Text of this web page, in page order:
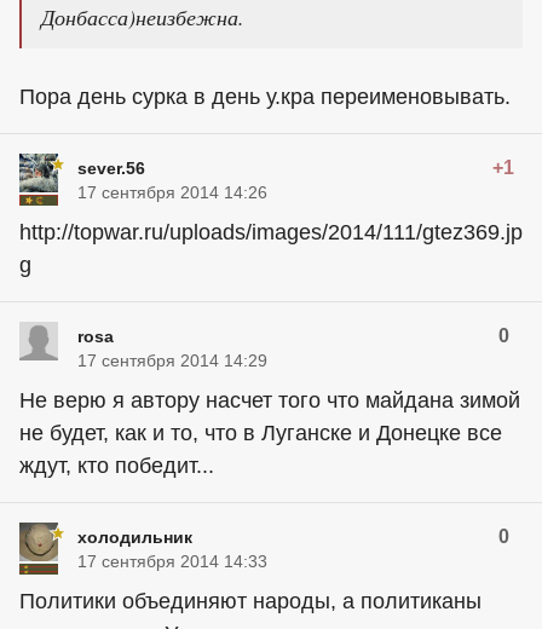
Донбасса)неизбежна.
Пора день сурка в день у.кра переименовывать.
sever.56 +1
17 сентября 2014 14:26
http://topwar.ru/uploads/images/2014/111/gtez369.jp
g
rosa 0
17 сентября 2014 14:29
Не верю я автору насчет того что майдана зимой
не будет, как и то, что в Луганске и Донецке все
ждут, кто победит...
холодильник 0
17 сентября 2014 14:33
Политики объединяют народы, а политиканы